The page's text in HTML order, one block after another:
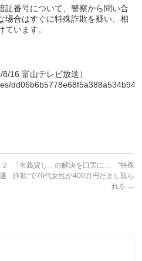
証番号について、警察から問い合
場合はすぐに特殊詐欺を疑い、相
います。
16 富山テレビ放送）
「名義貸し」の解決を口実に… “特殊
詐欺”で70代女性が400万円だまし取ら
れる →